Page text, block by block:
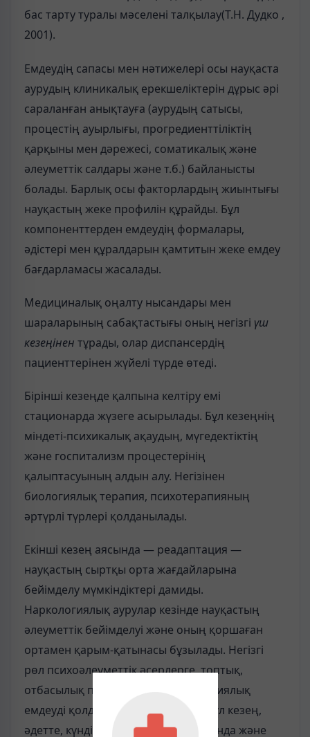
бас тарту туралы мәселені талқылау(Т.Н. Дудко ,
2001).
Емдеудің сапасы мен нәтижелері осы науқаста
аурудың клиникалық ерекшеліктерін дұрыс әрі
сараланған анықтауға (аурудың сатысы,
процестің ауырлығы, прогредиенттіліктің
қарқыны мен дәрежесі, соматикалық және
әлеуметтік салдары және т.б.) байланысты
болады. Барлық осы факторлардың жиынтығы
науқастың жеке профилін құрайды. Бұл
компоненттерден емдеудің формалары,
әдістері мен құралдарын қамтитын жеке емдеу
бағдарламасы жасалады.
Медициналық оңалту нысандары мен
шараларының сабақтастығы оның негізгі үш
кезеңінен тұрады, олар диспансердің
пациенттерінен жүйелі түрде өтеді.
Бірінші кезеңде қалпына келтіру емі
стационарда жүзеге асырылады. Бұл кезеңнің
міндеті-психикалық ақаудың, мүгедектіктің
және госпитализм процестерінің
қалыптасуының алдын алу. Негізінен
биологиялық терапия, психотерапияның
әртүрлі түрлері қолданылады.
Екінші кезең аясында — реадаптация —
науқастың сыртқы орта жағдайларына
бейімделу мүмкіндіктері дамиды.
Наркологиялық аурулар кезінде науқастың
әлеуметтік бейімделуі және оның қоршаған
ортамен қарым-қатынасы бұзылады. Негізгі
рөл психоәлеуметтік әсерлерге, топтық,
отбасылық психотерапияға биологиялық
емдеуді қолдау болып табылады. Бұл кезең,
әдетте, күндізгі стационар жағдайында және